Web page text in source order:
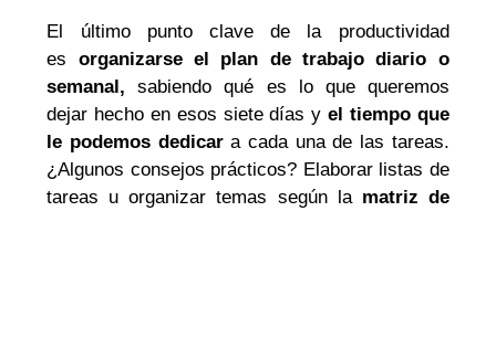
El último punto clave de la productividad
es organizarse el plan de trabajo diario o
semanal, sabiendo qué es lo que queremos
dejar hecho en esos siete días yel tiempo que
le podemos dedicara cada una de las tareas.
¿Algunos consejos prácticos? Elaborar listas de
tareas u organizar temas según la matriz de